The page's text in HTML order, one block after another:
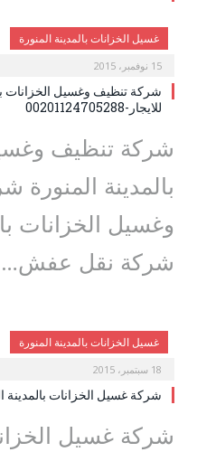
غسيل الخزانات بالمدينة المنورة
15 نوفمبر، 2015
شركة تنظيف وغسيل الخزانات
للايجار-00201124705288
شركة تنظيف
بالمدينة
وغسيل الخزانات
شركة نقل عفش…
غسيل الخزانات بالمدينة المنورة
18 سبتمبر، 2015
شركة غسيل الخزانات بالمدينة
شركة غسيل